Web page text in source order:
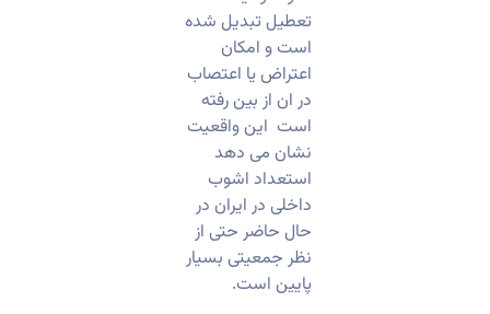
تعطیل تبدیل شده
است و امکان
اعتراض یا اعتصاب
در ان از بین رفته
است این واقعیت
نشان می دهد
استعداد اشوب
داخلی در ایران در
حال حاضر حتی از
نظر جمعیتی بسیار
پایین است.